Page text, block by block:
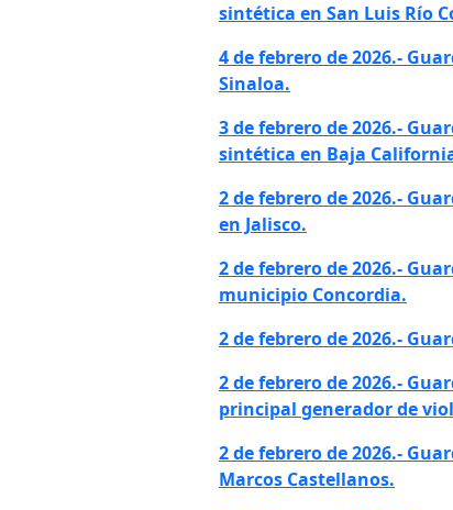
sintética en San Luis Río
4 de febrero de 2026.-
Sinaloa.
3 de febrero de 2026.-
sintética en Baja
2 de febrero de 2026.-
en Jalisco.
2 de febrero de 2026.-
municipio Concordia.
2 de febrero de 2026.-
2 de febrero de 2026.-
principal generador de
2 de febrero de 2026.-
Marcos Castellanos.